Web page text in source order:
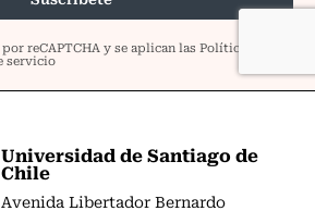
Universidad de Santiago de
Chile
Avenida Libertador Bernardo